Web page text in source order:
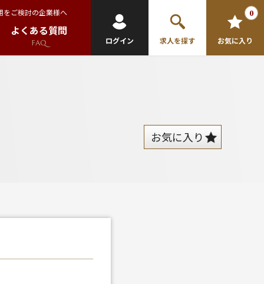
をご検討の企業様へ
よくある質問
FAQ ログイン 求人を探す お気に入り
0
お気に入り